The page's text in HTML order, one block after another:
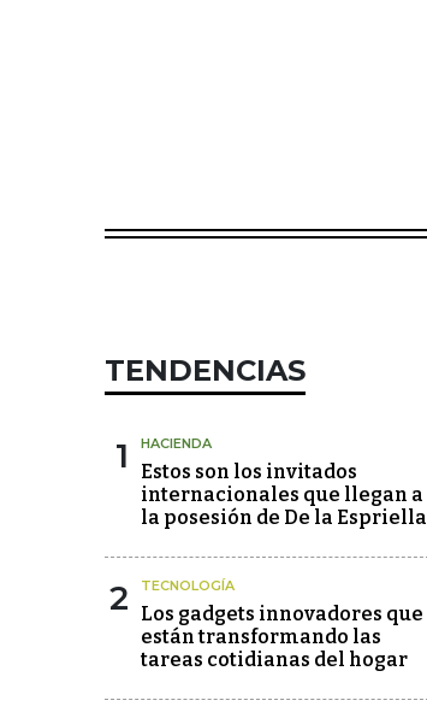
TENDENCIAS
1 HACIENDA
Estos son los invitados
internacionales que llegan a
la posesión de De la Espriella
2 TECNOLOGÍA
Los gadgets innovadores que
están transformando las
tareas cotidianas del hogar